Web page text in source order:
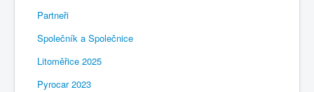
Partneři
Společník a Společnice
Litoměřice 2025
Pyrocar 2023